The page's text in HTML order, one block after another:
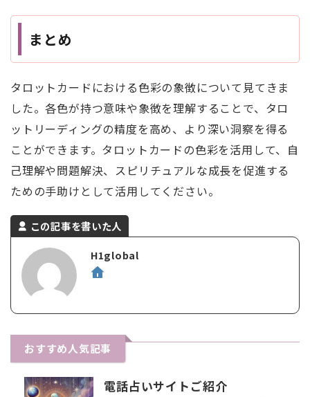
まとめ
タロットカードにおける色彩の象徴について見てきま
した。各色が持つ意味や象徴を理解することで、タロ
ットリーディングの精度を高め、より深い洞察を得る
ことができます。タロットカードの色彩を活用して、自
己理解や問題解決、スピリチュアルな成長を促進する
ための手助けとして活用してください。
この記事を書いた人
H1global
おすすめ人気記事
電話占いサイトご紹介